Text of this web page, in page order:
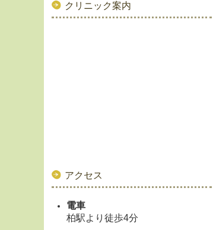
クリニック案内
アクセス
電車
柏駅より徒歩4分